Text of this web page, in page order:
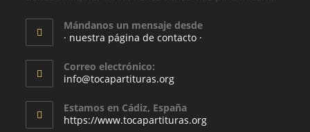
Mándanos un mensaje desde
· nuestra página de contacto ·
Correo electrónico:
info@tocapartituras.org
Estamos en Cádiz, España
https://www.tocapartituras.org